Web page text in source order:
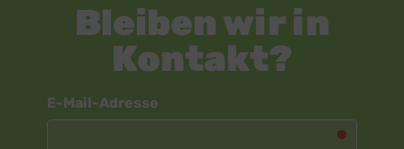
Bleiben wir in
Kontakt?
E-Mail-Adresse